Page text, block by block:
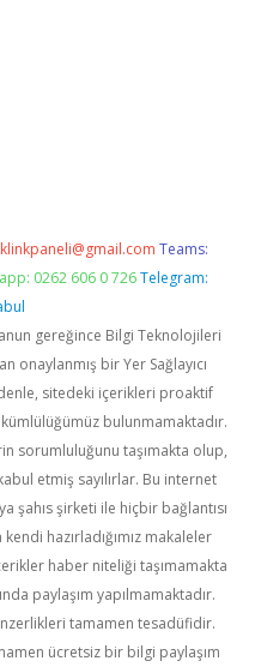
Teams:
0262 606 0 726 Telegram:
gereğince Bilgi Teknolojileri
onaylanmış bir Yer Sağlayıcı
sitedeki içerikleri proaktif
bulunmamaktadır.
sorumluluğunu taşımakta olup,
etmiş sayılırlar. Bu internet
şahıs şirketi ile hiçbir bağlantısı
hazırladığımız makaleler
haber niteliği taşımamakta
paylaşım yapılmamaktadır.
tamamen tesadüfidir.
ücretsiz bir bilgi paylaşım